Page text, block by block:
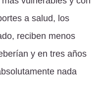
a salud, los
reciben menos
y en tres años
nada